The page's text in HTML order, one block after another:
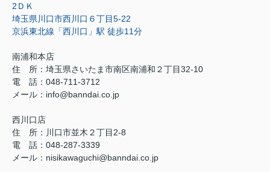
2ＤＫ
埼玉県川口市西川口６丁目5-22
京浜東北線「西川口」駅 徒歩11分
南浦和本店
住 所： 埼玉県さいたま市南区南浦和２丁目32-10
電 話：048-711-3712
メール： info@banndai.co.jp
西川口店
住 所： 川口市並木２丁目2-8
電 話：048-287-3339
メール ： nisikawaguchi@banndai.co.jp